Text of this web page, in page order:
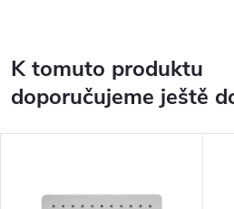
K tomuto produktu
doporučujeme ještě